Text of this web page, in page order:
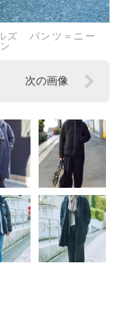
ズ パンツ＝ニー
次の画像